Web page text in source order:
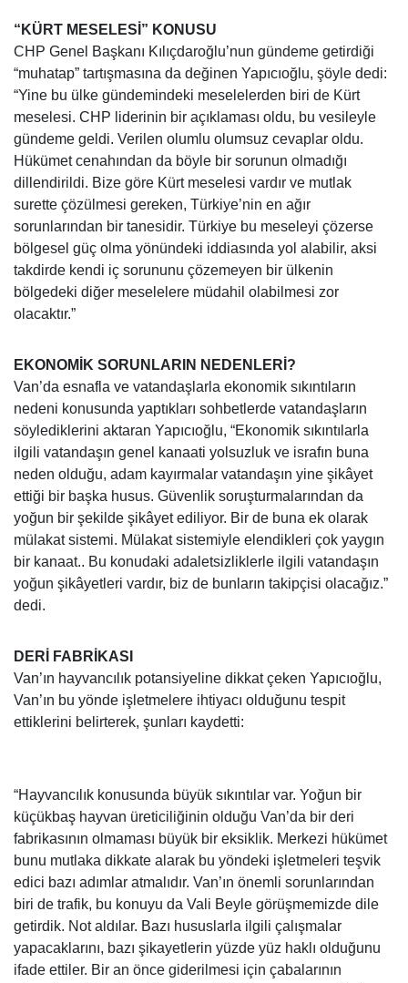
“KÜRT MESELESİ” KONUSU
CHP Genel Başkanı Kılıçdaroğlu’nun gündeme getirdiği
“muhatap” tartışmasına da değinen Yapıcıoğlu, şöyle dedi:
“Yine bu ülke gündemindeki meselelerden biri de Kürt
meselesi. CHP liderinin bir açıklaması oldu, bu vesileyle
gündeme geldi. Verilen olumlu olumsuz cevaplar oldu.
Hükümet cenahından da böyle bir sorunun olmadığı
dillendirildi. Bize göre Kürt meselesi vardır ve mutlak
surette çözülmesi gereken, Türkiye’nin en ağır
sorunlarından bir tanesidir. Türkiye bu meseleyi çözerse
bölgesel güç olma yönündeki iddiasında yol alabilir, aksi
takdirde kendi iç sorununu çözemeyen bir ülkenin
bölgedeki diğer meselelere müdahil olabilmesi zor
olacaktır.”
EKONOMİK SORUNLARIN NEDENLERİ?
Van’da esnafla ve vatandaşlarla ekonomik sıkıntıların
nedeni konusunda yaptıkları sohbetlerde vatandaşların
söylediklerini aktaran Yapıcıoğlu, “Ekonomik sıkıntılarla
ilgili vatandaşın genel kanaati yolsuzluk ve israfın buna
neden olduğu, adam kayırmalar vatandaşın yine şikâyet
ettiği bir başka husus. Güvenlik soruşturmalarından da
yoğun bir şekilde şikâyet ediliyor. Bir de buna ek olarak
mülakat sistemi. Mülakat sistemiyle elendikleri çok yaygın
bir kanaat.. Bu konudaki adaletsizliklerle ilgili vatandaşın
yoğun şikâyetleri vardır, biz de bunların takipçisi olacağız.”
dedi.
DERİ FABRİKASI
Van’ın hayvancılık potansiyeline dikkat çeken Yapıcıoğlu,
Van’ın bu yönde işletmelere ihtiyacı olduğunu tespit
ettiklerini belirterek, şunları kaydetti:
“Hayvancılık konusunda büyük sıkıntılar var. Yoğun bir
küçükbaş hayvan üreticiliğinin olduğu Van’da bir deri
fabrikasının olmaması büyük bir eksiklik. Merkezi hükümet
bunu mutlaka dikkate alarak bu yöndeki işletmeleri teşvik
edici bazı adımlar atmalıdır. Van’ın önemli sorunlarından
biri de trafik, bu konuyu da Vali Beyle görüşmemizde dile
getirdik. Not aldılar. Bazı hususlarla ilgili çalışmalar
yapacaklarını, bazı şikayetlerin yüzde yüz haklı olduğunu
ifade ettiler. Bir an önce giderilmesi için çabalarının